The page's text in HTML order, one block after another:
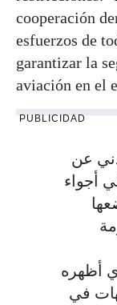
cooperación
esfuerzos de
garantizar la
aviación en el
PUBLICIDAD
عن
أجواء
أظهره
في